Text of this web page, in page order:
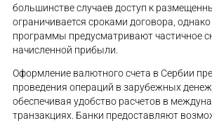
большинстве случаев доступ к
ограничивается сроками договора,
программы предусматривают частичное
начисленной прибыли.
Оформление валютного счета в Сербии
проведения операций в зарубежных
обеспечивая удобство расчетов в
транзакциях. Банки предоставляют